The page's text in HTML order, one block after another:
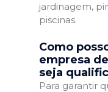
jardinagem,
piscinas.
Como
empresa
seja
Para garantir